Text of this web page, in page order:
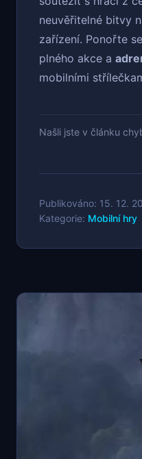
neuvěřitelné bitvy
zařízení. Ponořte
plného akce a
mobilními
Našli jste v článku
Publikováno: 15. 12.
Kategorie: Mobilní hry